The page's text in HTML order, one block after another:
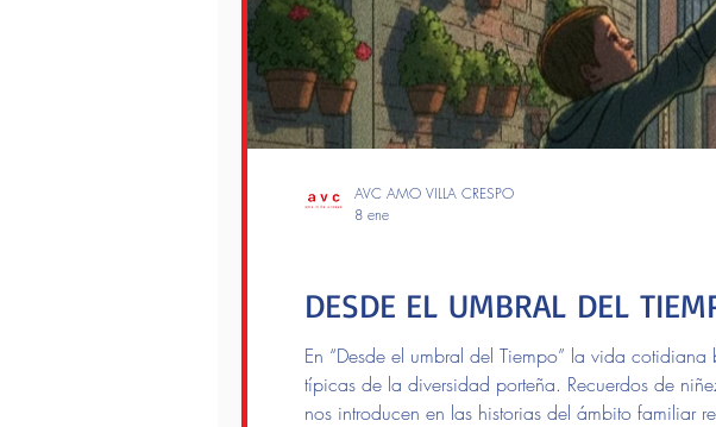
DESDE EL UMBRAL DEL
En “Desde el umbral del Tiempo” la vida
típicas de la diversidad porteña. Recuerdos de
nos introducen en las historias del ámbito familiar
AVC AMO VILLA CRESPO
8 ene